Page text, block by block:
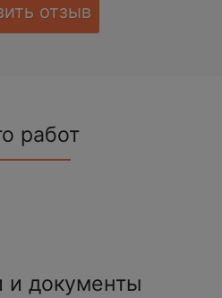
отзыв
работ
и документы